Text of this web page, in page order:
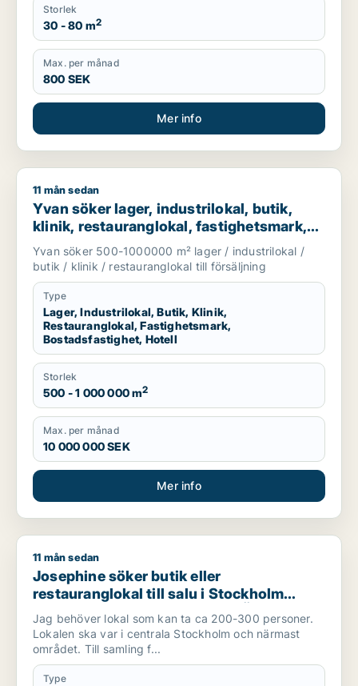
Storlek
30 - 80 m2
Max. per månad
800 SEK
Mer info
Yvan söker lager, industrilokal, butik, klinik,
11 mån sedan
Yvan söker lager, industrilokal, butik,
klinik, restauranglokal, fastighetsmark,
bostadsfastighet eller hotell till salu i
Stockholm
Yvan söker 500-1000000 m² lager / industrilokal /
butik / klinik / restauranglokal till försäljning
Type
Lager, Industrilokal, Butik, Klinik,
Restauranglokal, Fastighetsmark,
Bostadsfastighet, Hotell
Storlek
500 - 1 000 000 m2
Max. per månad
10 000 000 SEK
Mer info
Josephine söker butik eller restauranglokal till salu i
11 mån sedan
Josephine söker butik eller
restauranglokal till salu i Stockholm
Innerstad, Kungsholmen eller Östermalm
m.fl.
Jag behöver lokal som kan ta ca 200-300 personer.
Lokalen ska var i centrala Stockholm och närmast
området. Till samling f...
Type